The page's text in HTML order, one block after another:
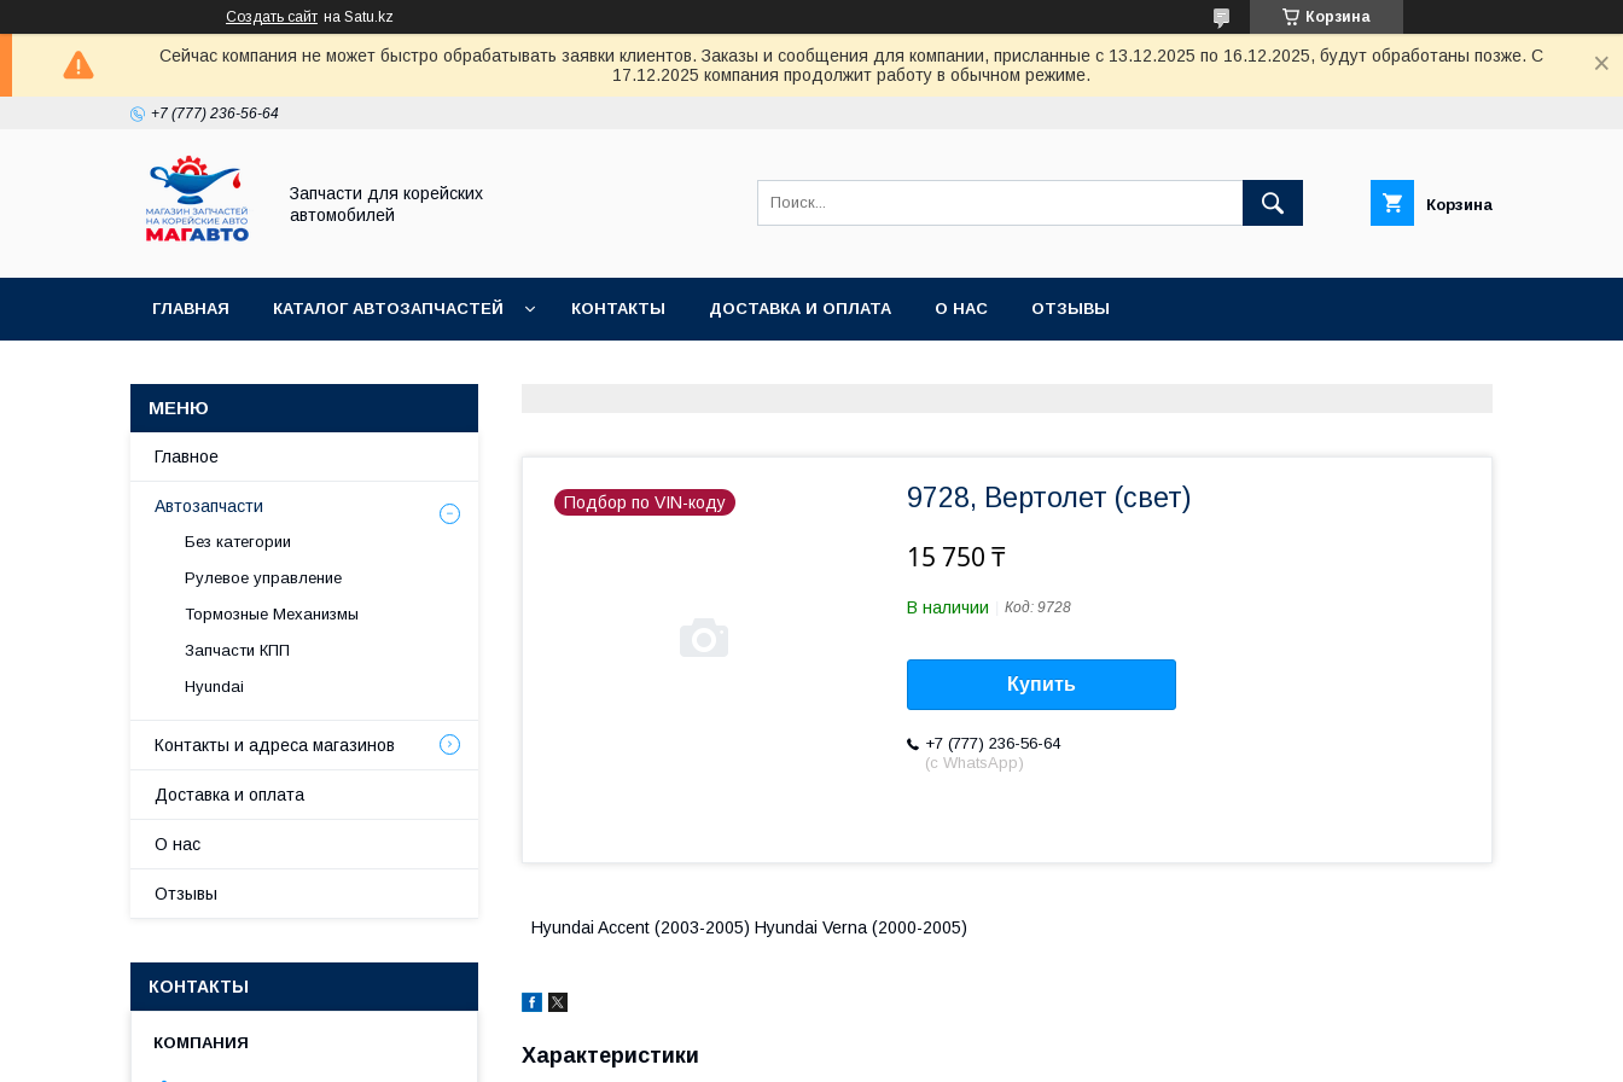
Создать сайт на Satu.kz Корзина
Сейчас компания не может быстро обрабатывать заявки клиентов. Заказы и сообщения для компании, присланные с 13.12.2025 по 16.12.2025, будут обработаны позже. С
17.12.2025 компания продолжит работу в обычном режиме.
+7 (777) 236-56-64
Запчасти для корейских
автомобилей
Корзина
ГЛАВНАЯ КАТАЛОГ АВТОЗАПЧАСТЕЙ КОНТАКТЫ ДОСТАВКА И ОПЛАТА О НАС ОТЗЫВЫ
Подбор по VIN-коду 9728, Вертолет (свет)
15 750 ₸
В наличии Код: 9728
Купить
+7 (777) 236-56-64
(с WhatsApp)
Hyundai Accent (2003-2005) Hyundai Verna (2000-2005)
Характеристики
Главное
Автозапчасти
Без категории
Рулевое управление
Тормозные Механизмы
Запчасти КПП
Hyundai
Контакты и адреса магазинов
Доставка и оплата
О нас
Отзывы
КОНТАКТЫ